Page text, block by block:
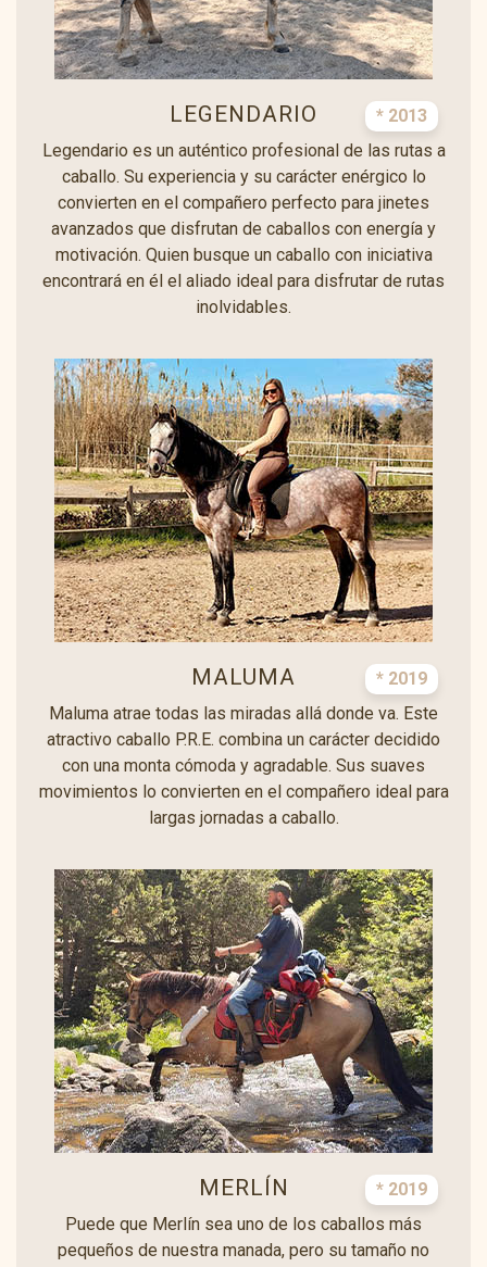
LEGENDARIO
* 2013
Legendario es un auténtico profesional de las rutas a
caballo. Su experiencia y su carácter enérgico lo
convierten en el compañero perfecto para jinetes
avanzados que disfrutan de caballos con energía y
motivación. Quien busque un caballo con iniciativa
encontrará en él el aliado ideal para disfrutar de rutas
inolvidables.
MALUMA
* 2019
Maluma atrae todas las miradas allá donde va. Este
atractivo caballo P.R.E. combina un carácter decidido
con una monta cómoda y agradable. Sus suaves
movimientos lo convierten en el compañero ideal para
largas jornadas a caballo.
MERLÍN
* 2019
Puede que Merlín sea uno de los caballos más
pequeños de nuestra manada, pero su tamaño no